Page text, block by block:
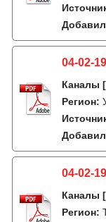
04-02-
Каналы
Регион:
04-02-
Каналы
Регион: